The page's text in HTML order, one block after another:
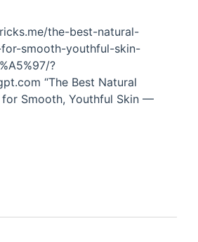
the-best-natural-
smooth-youthful-skin-
?
“The Best Natural
Smooth, Youthful Skin —